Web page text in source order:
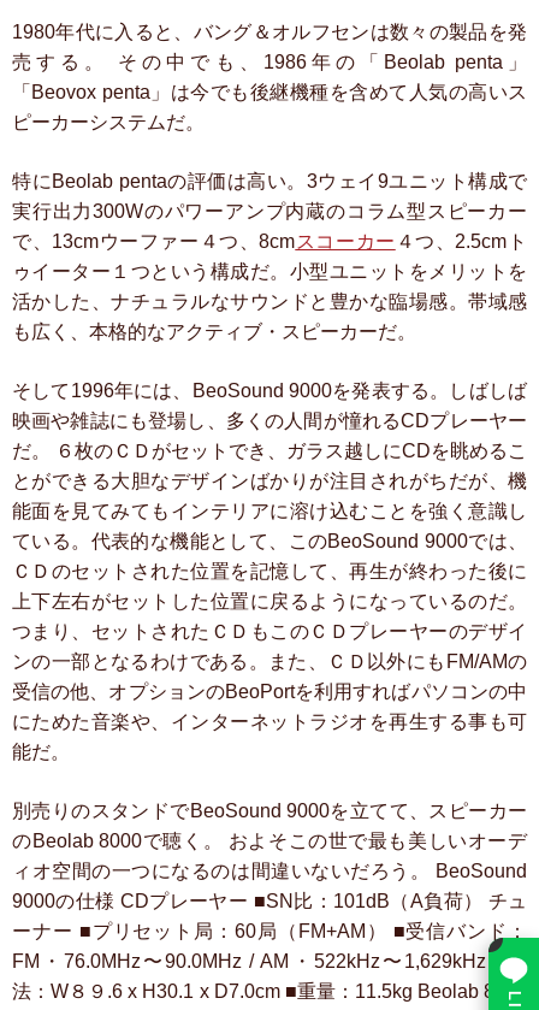
1980年代に入ると、バング＆オルフセンは数々の製品を発
売する。
その中でも、1986年の「Beolab penta」
「Beovox penta」は今でも後継機種を含めて人気の高いス
ピーカーシステムだ。
特にBeolab pentaの評価は高い。3ウェイ9ユニット構成で
実行出力300Wのパワーアンプ内蔵のコラム型スピーカー
で、13cmウーファー４つ、8cmスコーカー ４つ、2.5cmト
ゥイーター１つという構成だ。小型ユニットをメリットを
活かした、ナチュラルなサウンドと豊かな臨場感。帯域感
も広く、本格的なアクティブ・スピーカーだ。
そして1996年には、BeoSound 9000を発表する。しばしば
映画や雑誌にも登場し、多くの人間が憧れるCDプレーヤー
だ。
６枚のＣＤがセットでき、ガラス越しにCDを眺めるこ
とができる大胆なデザインばかりが注目されがちだが、機
能面を見てみてもインテリアに溶け込むことを強く意識し
ている。代表的な機能として、このBeoSound 9000では、
ＣＤのセットされた位置を記憶して、再生が終わった後に
上下左右がセットした位置に戻るようになっているのだ。
つまり、セットされたＣＤもこのＣＤプレーヤーのデザイ
ンの一部となるわけである。また、ＣＤ以外にもFM/AMの
受信の他、オプションのBeoPortを利用すればパソコンの中
にためた音楽や、インターネットラジオを再生する事も可
能だ。
別売りのスタンドでBeoSound 9000を立てて、スピーカー
のBeolab 8000で聴く。
およそこの世で最も美しいオーデ
ィオ空間の一つになるのは間違いないだろう。
BeoSound
9000の仕様 CDプレーヤー ■SN比：101dB（A負荷）
チュ
ーナー ■プリセット局：60局（FM+AM）
■受信バンド：
FM・76.0MHz〜90.0MHz / AM・522kHz〜1,629kHz ■寸
法：W８９.6 x H30.1 x D7.0cm■重量：11.5kg Beolab 8000
×